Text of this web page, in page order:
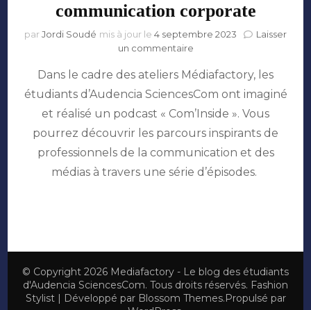
communication corporate
parJordi Soudé mis à jour le 4 septembre 2023
Laisser
un commentairesur
:
directeur
communication
corporate
Dans le cadre des ateliers Médiafactory, les
étudiants d’Audencia SciencesCom ont imaginé
et réalisé un podcast « Com’Inside ». Vous
pourrez découvrir les parcours inspirants de
professionnels de la communication et des
médias à travers une série d’épisodes.
© Copyright 2026 Mediafactory - Le blog des étudiants
d'Audencia SciencesCom. Tous droits réservés. Fashion
Stylist | Développé par Blossom Themes.Propulsé par